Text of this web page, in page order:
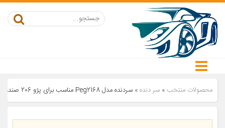
محصولات منتخب » سر دنده» سردنده مدل Peg2168 مناسب برای پژو 206 صندوقدار